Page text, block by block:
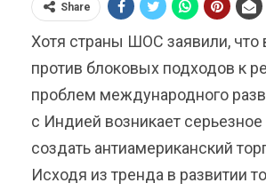
Share
Хотя страны ШОС заявили, что
против блоковых подходов к
проблем международного
с Индией возникает
создать антиамериканский
Исходя из тренда в развитии